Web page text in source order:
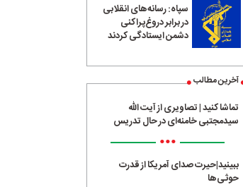
سپاه: رسانه‌های انقلابی
در برابر دروغ‌پراکنی
دشمن ایستادگی کردند
آخرین مطالب
تماشا کنید | تصاویری از آیت الله
سیدمجتبی خامنه‌ای در حال تدریس
•••
ببینید|حیرت صدای آمریکا از قدرت
حوثی‌ها